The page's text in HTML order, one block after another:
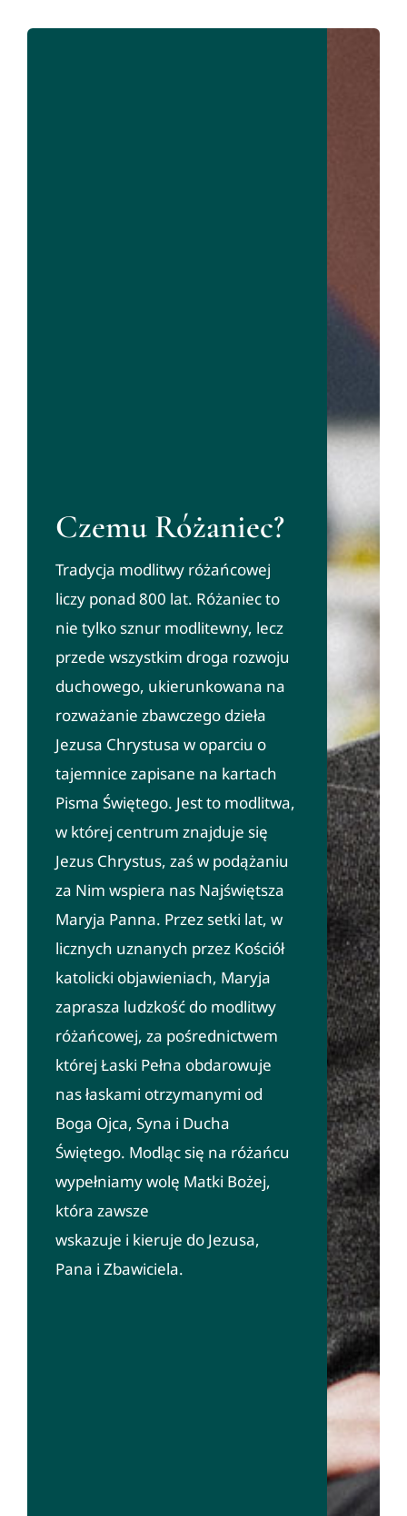
Czemu Różaniec?
Tradycja modlitwy różańcowej
liczy ponad 800 lat. Różaniec to
nie tylko sznur modlitewny, lecz
przede wszystkim droga rozwoju
duchowego, ukierunkowana na
rozważanie zbawczego dzieła
Jezusa Chrystusa w oparciu o
tajemnice zapisane na kartach
Pisma Świętego. Jest to modlitwa,
w której centrum znajduje się
Jezus Chrystus, zaś w podążaniu
za Nim wspiera nas Najświętsza
Maryja Panna. Przez setki lat, w
licznych uznanych przez Kościół
katolicki objawieniach, Maryja
zaprasza ludzkość do modlitwy
różańcowej, za pośrednictwem
której Łaski Pełna obdarowuje
nas łaskami otrzymanymi od
Boga Ojca, Syna i Ducha
Świętego. Modląc się na różańcu
wypełniamy wolę Matki Bożej,
która zawsze
wskazuje i kieruje do Jezusa,
Pana i Zbawiciela.